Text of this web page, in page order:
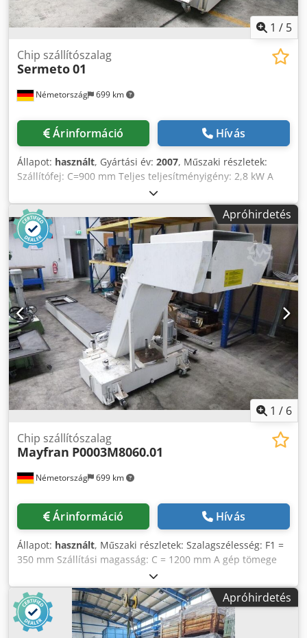
1 / 5
Németország 699 km
Chip szállítószalag
Sermeto01
Árinformáció Hívás
Állapot: használt, Gyártási év: 2007, Műszaki részletek:
Szállítófej: C=900 mm Teljes teljesítményigény: 2,8 kW A
gép méretei kb. HxSxK: kb. G 8,4 x 2,1 x 1,3 m Credpfx Aieu
Nup Re Aof Csuklós szalagszállító nagyon jó, kevéssé
használt állapotban. Hűtővíztartály 1300 x 2050 x 260mm
Kilövőhossz D=500mm A teljes forgácsbevezetés hossza kb.
A=4120mm, gumibevonatú fémlemez tálca rögzítésével,
szélesség 230mm jobbra/balra (plusz a forgácsbevezetés
meghosszabbítása kb. 1720mm, profilozott fémlemezzel
borítva). forgácsbeömlő szélessége F=620mm B= kb.
380mm beillesztési magasság B= kb. 380mm A
forgácsszállító alul 3x elforgatható kerekekkel rendelkezik,
és csavarokkal a padlóhoz rögzíthető. *
Apróhirdetés
1 / 6
Németország 699 km
Chip szállítószalag
Mayfran P0003M8060.01
Árinformáció Hívás
Állapot: használt, Műszaki részletek: Szalagszélesség: F1 =
350 mm Szállítási magasság: C = 1200 mm A gép tömege
kb.: 1050 kg A gép méretei kb. HxSxK: kb. G 5,25 x 1,2 x 1,6
m Teljes teljesítményigény: 2,5 kW Csuklós szalagszállító Ez
a forgácsszállító a 3x elforgatható kerekek segítségével
mozgatható. A padlóhoz a 4x állítócsavarral rögzíthető.
Credpsu Nuqhjfx Ai Aof forgácsbejárat: nyitott (nem fedett)
Apróhirdetés